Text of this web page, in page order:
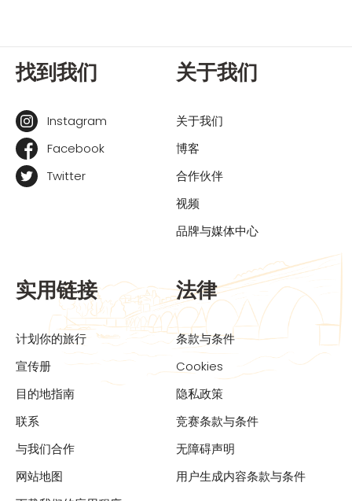
找到我们
Instagram
Facebook
Twitter
关于我们
关于我们
博客
合作伙伴
视频
品牌与媒体中心
实用链接
计划你的旅行
宣传册
目的地指南
联系
与我们合作
网站地图
法律
条款与条件
Cookies
隐私政策
竞赛条款与条件
无障碍声明
用户生成内容条款与条件